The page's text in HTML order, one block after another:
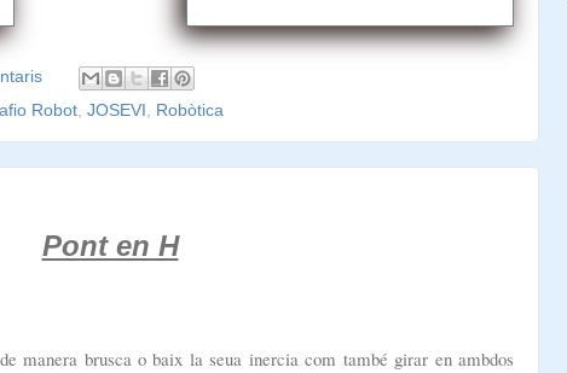
Robot, JOSEVI , Robòtica
Pont en H
manera brusca o baix la seua inercia com també girar en ambdos